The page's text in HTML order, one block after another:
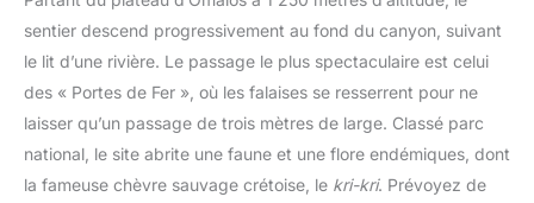
sentier descend progressivement au fond du canyon, suivant
le lit d’une rivière. Le passage le plus spectaculaire est celui
des « Portes de Fer », où les falaises se resserrent pour ne
laisser qu’un passage de trois mètres de large. Classé parc
national, le site abrite une faune et une flore endémiques, dont
la fameuse chèvre sauvage crétoise, le kri-kri. Prévoyez de